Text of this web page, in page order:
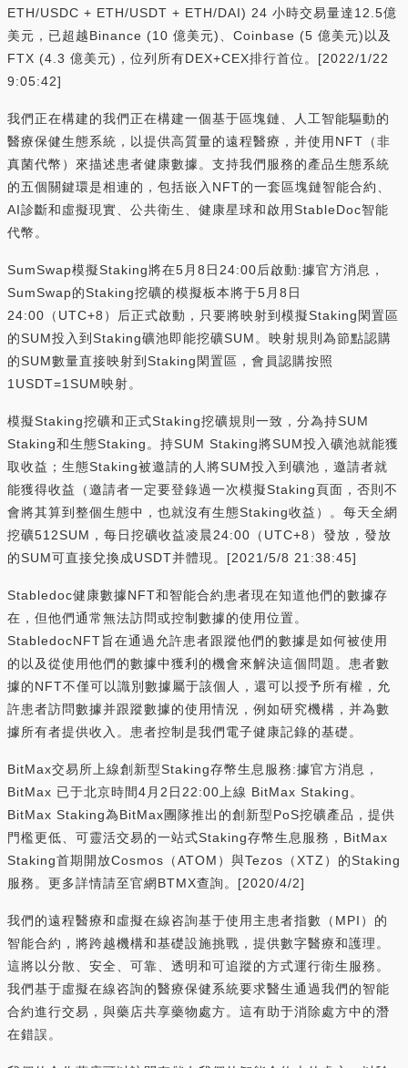
ETH/USDC + ETH/USDT + ETH/DAI) 24 小時交易量達12.5億
美元，已超越Binance (10 億美元)、Coinbase (5 億美元)以及
FTX (4.3 億美元)，位列所有DEX+CEX排行首位。[2022/1/22
9:05:42]
我們正在構建的我們正在構建一個基于區塊鏈、人工智能驅動的
醫療保健生態系統，以提供高質量的遠程醫療，并使用NFT（非
真菌代幣）來描述患者健康數據。支持我們服務的產品生態系統
的五個關鍵環是相連的，包括嵌入NFT的一套區塊鏈智能合約、
AI診斷和虛擬現實、公共衛生、健康星球和啟用StableDoc智能
代幣。
SumSwap模擬Staking將在5月8日24:00后啟動:據官方消息，
SumSwap的Staking挖礦的模擬板本將于5月8日
24:00（UTC+8）后正式啟動，只要將映射到模擬Staking閑置區
的SUM投入到Staking礦池即能挖礦SUM。映射規則為節點認購
的SUM數量直接映射到Staking閑置區，會員認購按照
1USDT=1SUM映射。
模擬Staking挖礦和正式Staking挖礦規則一致，分為持SUM
Staking和生態Staking。持SUM Staking將SUM投入礦池就能獲
取收益；生態Staking被邀請的人將SUM投入到礦池，邀請者就
能獲得收益（邀請者一定要登錄過一次模擬Staking頁面，否則不
會將其算到整個生態中，也就沒有生態Staking收益）。每天全網
挖礦512SUM，每日挖礦收益凌晨24:00（UTC+8）發放，發放
的SUM可直接兌換成USDT并體現。[2021/5/8 21:38:45]
Stabledoc健康數據NFT和智能合約患者現在知道他們的數據存
在，但他們通常無法訪問或控制數據的使用位置。
StabledocNFT旨在通過允許患者跟蹤他們的數據是如何被使用
的以及從使用他們的數據中獲利的機會來解決這個問題。患者數
據的NFT不僅可以識別數據屬于該個人，還可以授予所有權，允
許患者訪問數據并跟蹤數據的使用情況，例如研究機構，并為數
據所有者提供收入。患者控制是我們電子健康記錄的基礎。
BitMax交易所上線創新型Staking存幣生息服務:據官方消息，
BitMax 已于北京時間4月2日22:00上線 BitMax Staking。
BitMax Staking為BitMax團隊推出的創新型PoS挖礦產品，提供
門檻更低、可靈活交易的一站式Staking存幣生息服務，BitMax
Staking首期開放Cosmos（ATOM）與Tezos（XTZ）的Staking
服務。更多詳情請至官網BTMX查詢。[2020/4/2]
我們的遠程醫療和虛擬在線咨詢基于使用主患者指數（MPI）的
智能合約，將跨越機構和基礎設施挑戰，提供數字醫療和護理。
這將以分散、安全、可靠、透明和可追蹤的方式運行衛生服務。
我們基于虛擬在線咨詢的醫療保健系統要求醫生通過我們的智能
合約進行交易，與藥店共享藥物處方。這有助于消除處方中的潛
在錯誤。